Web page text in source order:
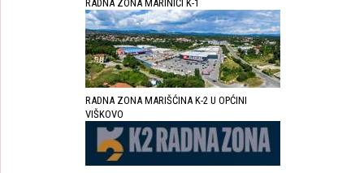
RADNA ZONA MARINIĆI K-1
RADNA ZONA MARIŠĆINA K-2 U OPĆINI
VIŠKOVO